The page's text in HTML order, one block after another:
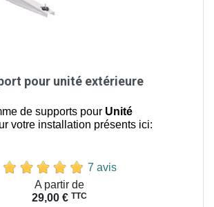
pour unité extérieure
de supports pour Unité
votre installation présents ici:
7 avis
A partir de
29,00 € TTC